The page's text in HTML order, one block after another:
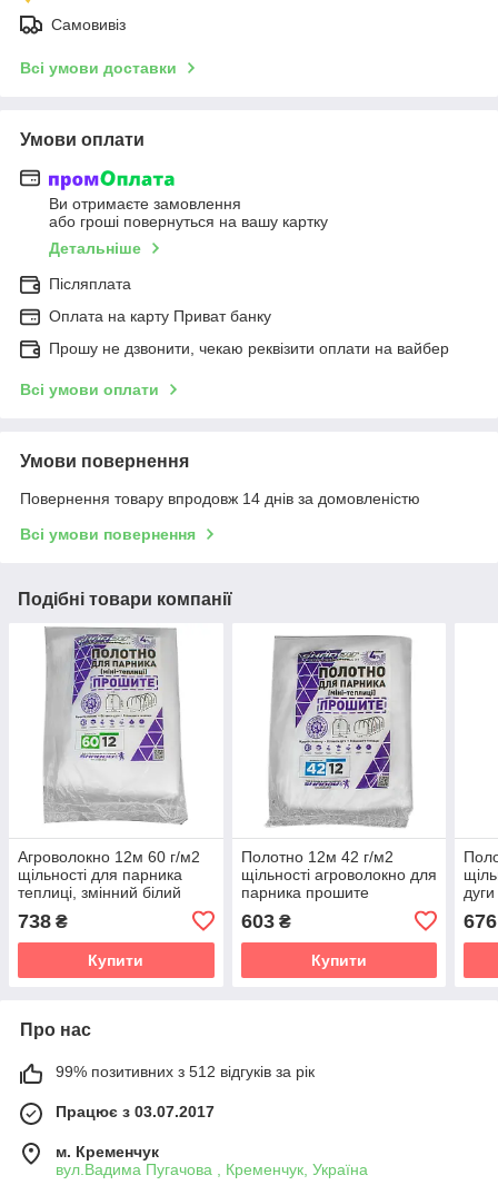
Самовивіз
Всі умови доставки
Умови оплати
Ви отримаєте замовлення
або гроші повернуться на вашу картку
Детальніше
Післяплата
Оплата на карту Приват банку
Прошу не дзвонити, чекаю реквізити оплати на вайбер
Всі умови оплати
Умови повернення
Повернення товару впродовж 14 днів за домовленістю
Всі умови повернення
Подібні товари компанії
Агроволокно 12м 60 г/м2
щільності для парника
теплиці, змінний білий
738 ₴
Купити
Полотно 12м 42 г/м2
щільності агроволокно для
парника прошите
603₴
Купити
676
Про нас
99% позитивних з 512 відгуків за рік
Працює з 03.07.2017
м. Кременчук
вул.Вадима Пугачова , Кременчук, Україна